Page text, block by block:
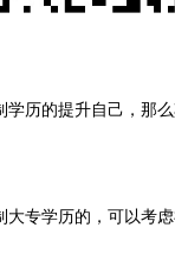
历的提升自己，那么
专学历的，可以考虑